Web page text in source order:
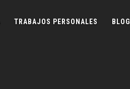
TRABAJOS PERSONALES BLOG